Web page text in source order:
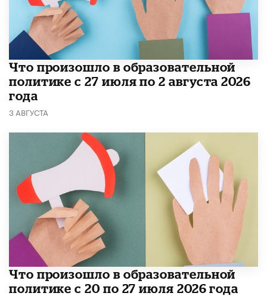
​Что произошло в образовательной
политике с 27 июля по 2 августа 2026
года
3 АВГУСТА
​Что произошло в образовательной
политике с 20 по 27 июля 2026 года